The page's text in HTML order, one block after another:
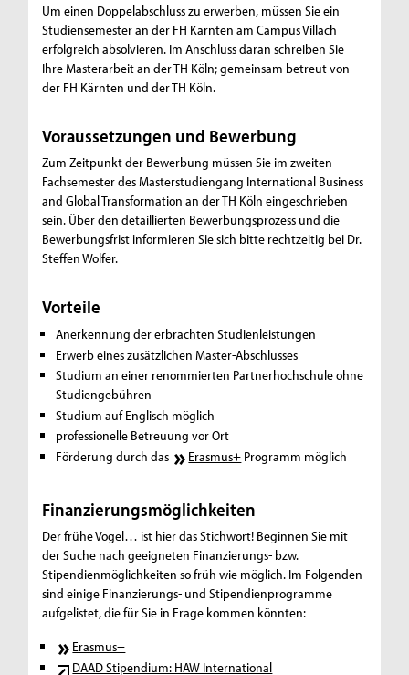
Um einen Doppelabschluss zu erwerben, müssen Sie ein
Studiensemester an der FH Kärnten am Campus Villach
erfolgreich absolvieren. Im Anschluss daran schreiben Sie
Ihre Masterarbeit an der TH Köln; gemeinsam betreut von
der FH Kärnten und der TH Köln.
Voraussetzungen und Bewerbung
Zum Zeitpunkt der Bewerbung müssen Sie im zweiten
Fachsemester des Masterstudiengang International Business
and Global Transformation an der TH Köln eingeschrieben
sein. Über den detaillierten Bewerbungsprozess und die
Bewerbungsfrist informieren Sie sich bitte rechtzeitig bei Dr.
Steffen Wolfer.
Vorteile
Anerkennung der erbrachten Studienleistungen
Erwerb eines zusätzlichen Master-Abschlusses
Studium an einer renommierten Partnerhochschule ohne
Studiengebühren
Studium auf Englisch möglich
professionelle Betreuung vor Ort
Förderung durch das
Erasmus+ Programm möglich
Finanzierungsmöglichkeiten
Der frühe Vogel… ist hier das Stichwort! Beginnen Sie mit
der Suche nach geeigneten Finanzierungs- bzw.
Stipendienmöglichkeiten so früh wie möglich. Im Folgenden
sind einige Finanzierungs- und Stipendienprogramme
aufgelistet, die für Sie in Frage kommen könnten:
Erasmus+
DAAD Stipendium: HAW International